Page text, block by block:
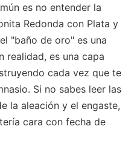
es no entender la
Redonda con Plata y
"baño de oro" es una
realidad, es una capa
cada vez que te
Si no sabes leer las
la aleación y el engaste,
cara con fecha de